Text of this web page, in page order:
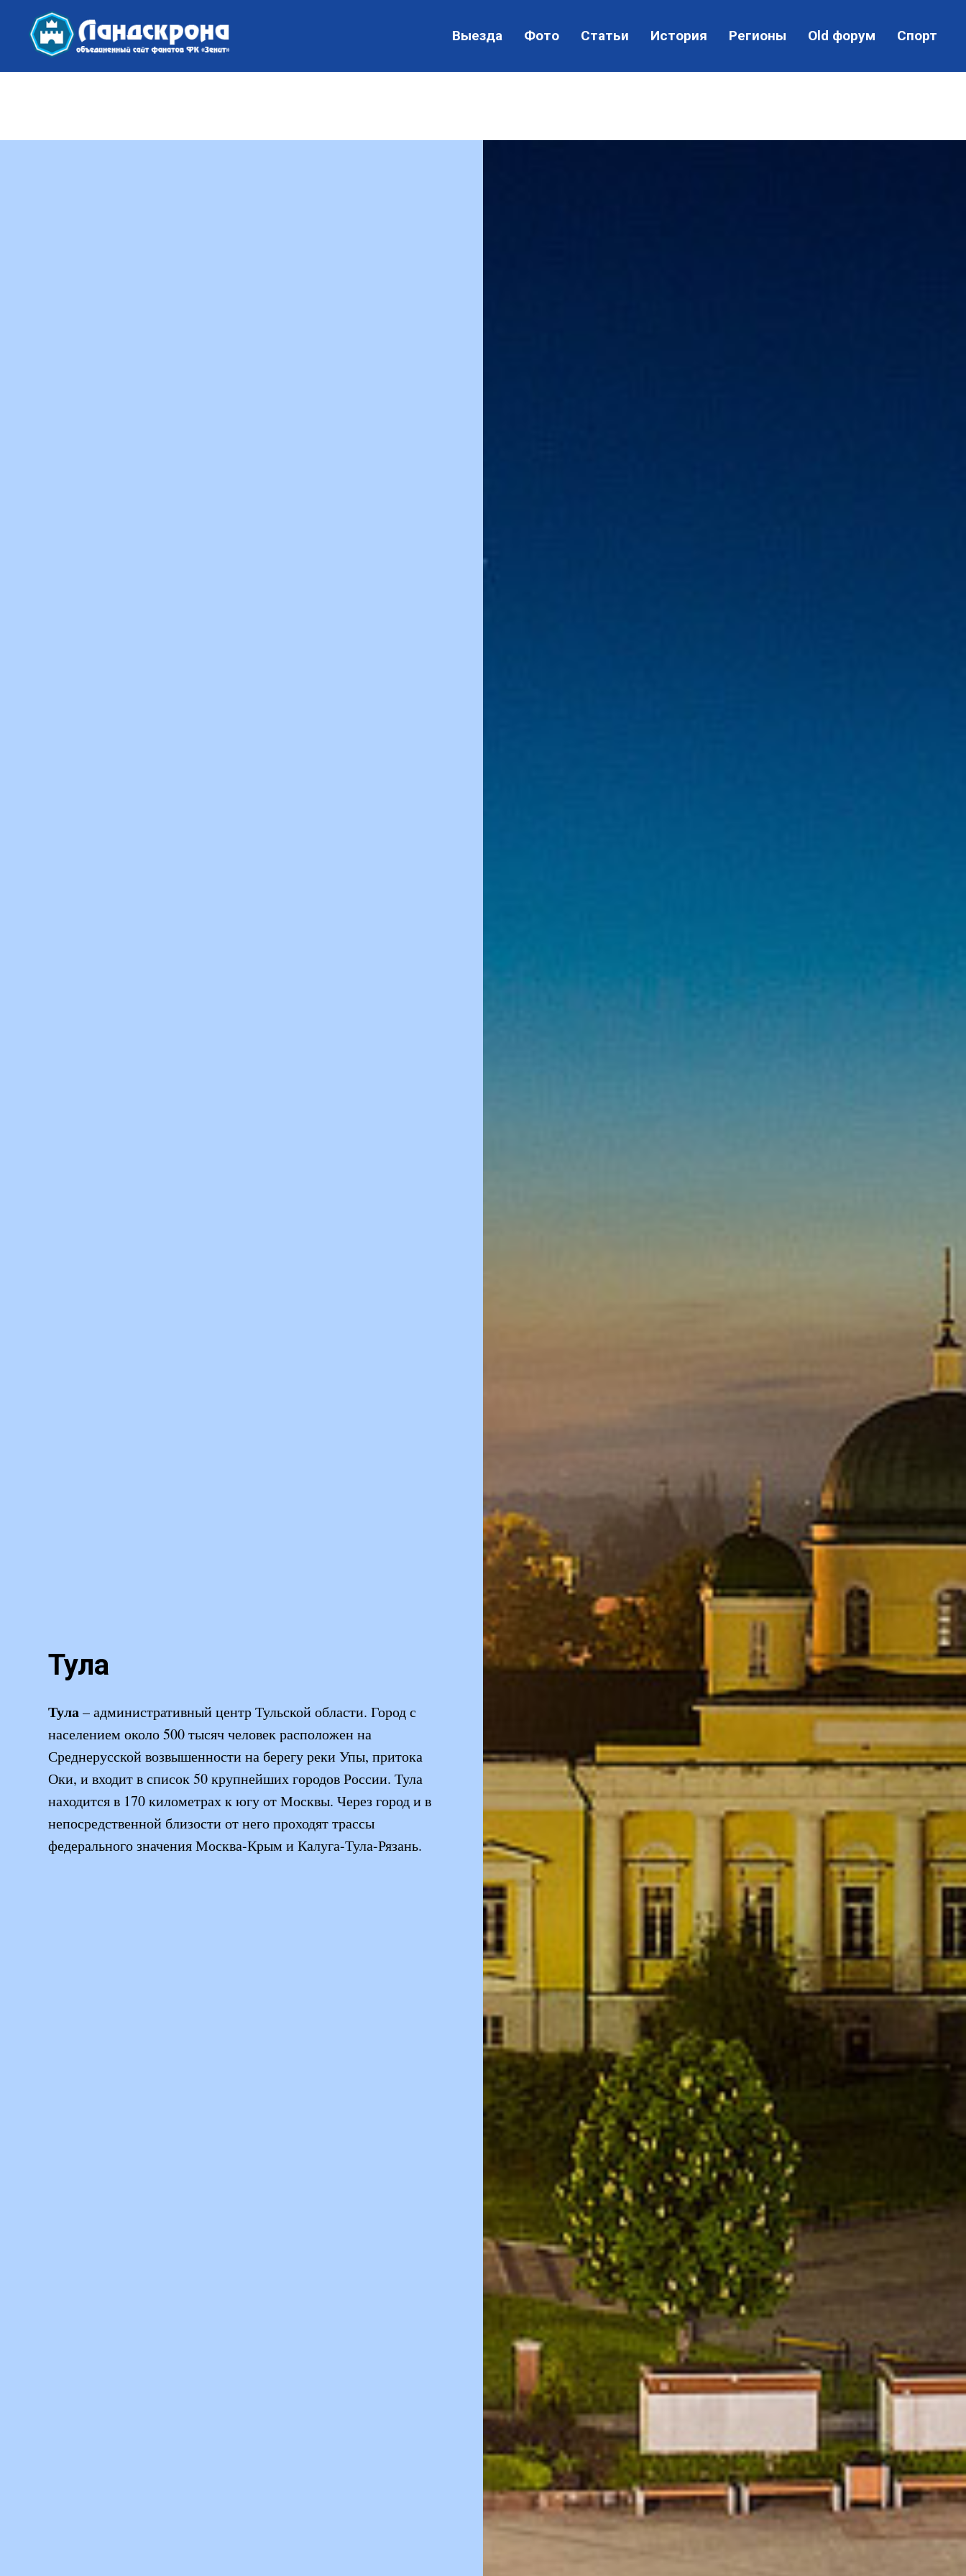
Выезда Фото Статьи История Регионы Old форум Спорт
Тула
Тула– административный центр Тульской области. Город с
населением около 500 тысяч человек расположен на
Среднерусской возвышенности на берегу реки Упы, притока
Оки, и входит в список 50 крупнейших городов России. Тула
находится в 170 километрах к югу от Москвы. Через город и в
непосредственной близости от него проходят трассы
федерального значения Москва-Крым и Калуга-Тула-Рязань.